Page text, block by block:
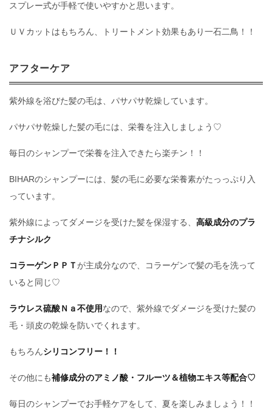
スプレー式が手軽で使いやすかと思います。
ＵＶカットはもちろん、トリートメント効果もあり一石二鳥！！
アフターケア
紫外線を浴びた髪の毛は、パサパサ乾燥しています。
パサパサ乾燥した髪の毛には、栄養を注入しましょう♡
毎日のシャンプーで栄養を注入できたら楽チン！！
BIHARのシャンプーには、髪の毛に必要な栄養素がたっっぷり入
っています。
紫外線によってダメージを受けた髪を保湿する、 高級成分のプラ
チナシルク
コラーゲンＰＰＴ が主成分なので、コラーゲンで髪の毛を洗って
いると同じ♡
ラウレス硫酸Ｎａ不使用なので、紫外線でダメージを受けた髪の
毛・頭皮の乾燥を防いでくれます。
もちろんシリコンフリー！！
その他にも補修成分のアミノ酸・フルーツ＆植物エキス等配合♡
毎日のシャンプーでお手軽ケアをして、夏を楽しみましょう！！